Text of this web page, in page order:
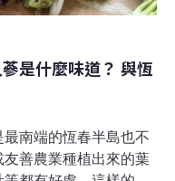
是什麼味道？ 與恆
南端的恆春半島也不
善農業種植出來的葉